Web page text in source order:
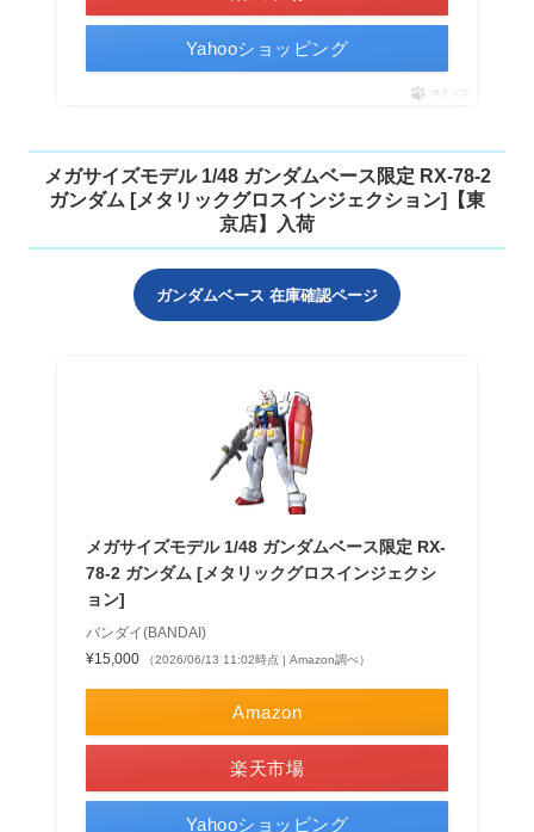
Yahooショッピング
ポチップ
メガサイズモデル 1/48 ガンダムベース限定 RX-78-2
ガンダム [メタリックグロスインジェクション]【東
京店】入荷
ガンダムベース 在庫確認ページ
メガサイズモデル 1/48 ガンダムベース限定 RX-
78-2 ガンダム [メタリックグロスインジェクシ
ョン]
バンダイ(BANDAI)
¥15,000
（2026/06/13 11:02時点 | Amazon調べ）
Amazon
楽天市場
Yahooショッピング